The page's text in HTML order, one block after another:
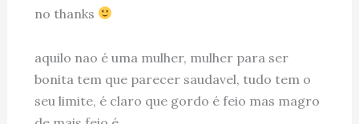
no thanks
aquilo nao é uma mulher, mulher para ser
bonita tem que parecer saudavel, tudo tem o
seu limite, é claro que gordo é feio mas magro